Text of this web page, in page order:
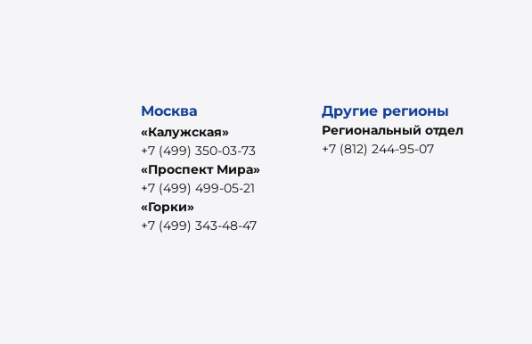
Москва
«Калужская»
+7 (499) 350-03-73
«Проспект Мира»
+7 (499) 499-05-21
«Горки»
+7 (499) 343-48-47
Другие регионы
Региональный отдел
+7 (812) 244-95-07